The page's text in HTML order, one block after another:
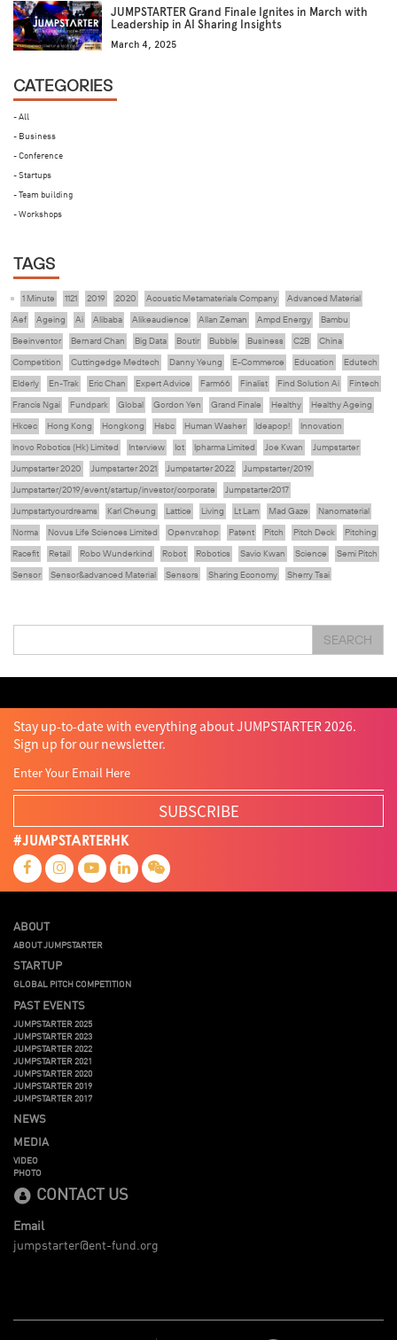
JUMPSTARTER Grand Finale Ignites in March with
Leadership in AI Sharing Insights
March 4, 2025
CATEGORIES
- All
- Business
- Conference
- Startups
- Team building
- Workshops
TAGS
1 Minute 1121 2019 2020 Acoustic Metamaterials Company
Advanced Material
Aef
Ageing Ai Alibaba Alikeaudience Allan Zeman Ampd Energy
Bambu
Beeinventor
Bernard Chan Big Data Boutir Bubble Business C2B
China
Competition
Cuttingedge Medtech Danny Yeung E-Commerce Education
Edutech
Elderly
En-Trak Eric Chan Expert Advice Farm66 Finalist Find Solution Ai
Fintech
Francis Ngai
Fundpark Global Gordon Yen Grand Finale Healthy
Healthy Ageing
Hkcec
Hong Kong Hongkong Hsbc Human Washer Ideapop!
Innovation
Inovo Robotics (Hk) Limited
Interview Iot Ipharma Limited Joe Kwan
Jumpstarter
Jumpstarter 2020
Jumpstarter 2021 Jumpstarter 2022
Jumpstarter/2019
Jumpstarter/2019/event/startup/investor/corporate
Jumpstarter2017
Jumpstartyourdreams
Karl Cheung Lattice Living Lt Lam Mad Gaze
Nanomaterial
Norma
Novus Life Sciences Limited Openvr.shop Patent Pitch Pitch Deck
Pitching
Racefit
Retail Robo Wunderkind Robot Robotics Savio Kwan Science
Semi Pitch
Sensor
Sensor&advanced Material Sensors Sharing Economy
Sherry Tsai
Vr
嚴震銘
夢想本應翺翔 智慧城市 林亮 楊聖武 機械人技術 盛智文 總決賽
蔡曉慧
SEARCH
Stay up-to-date with everything about JUMPSTARTER 2026.
Sign up for our newsletter.
SUBSCRIBE
#JUMPSTARTERHK
ABOUT
ABOUT JUMPSTARTER
STARTUP
GLOBAL PITCH COMPETITION
PAST EVENTS
JUMPSTARTER 2025
JUMPSTARTER 2023
JUMPSTARTER 2022
JUMPSTARTER 2021
JUMPSTARTER 2020
JUMPSTARTER 2019
JUMPSTARTER 2017
NEWS
MEDIA
VIDEO
PHOTO
CONTACT US
Email
jumpstarter@ent-fund.org